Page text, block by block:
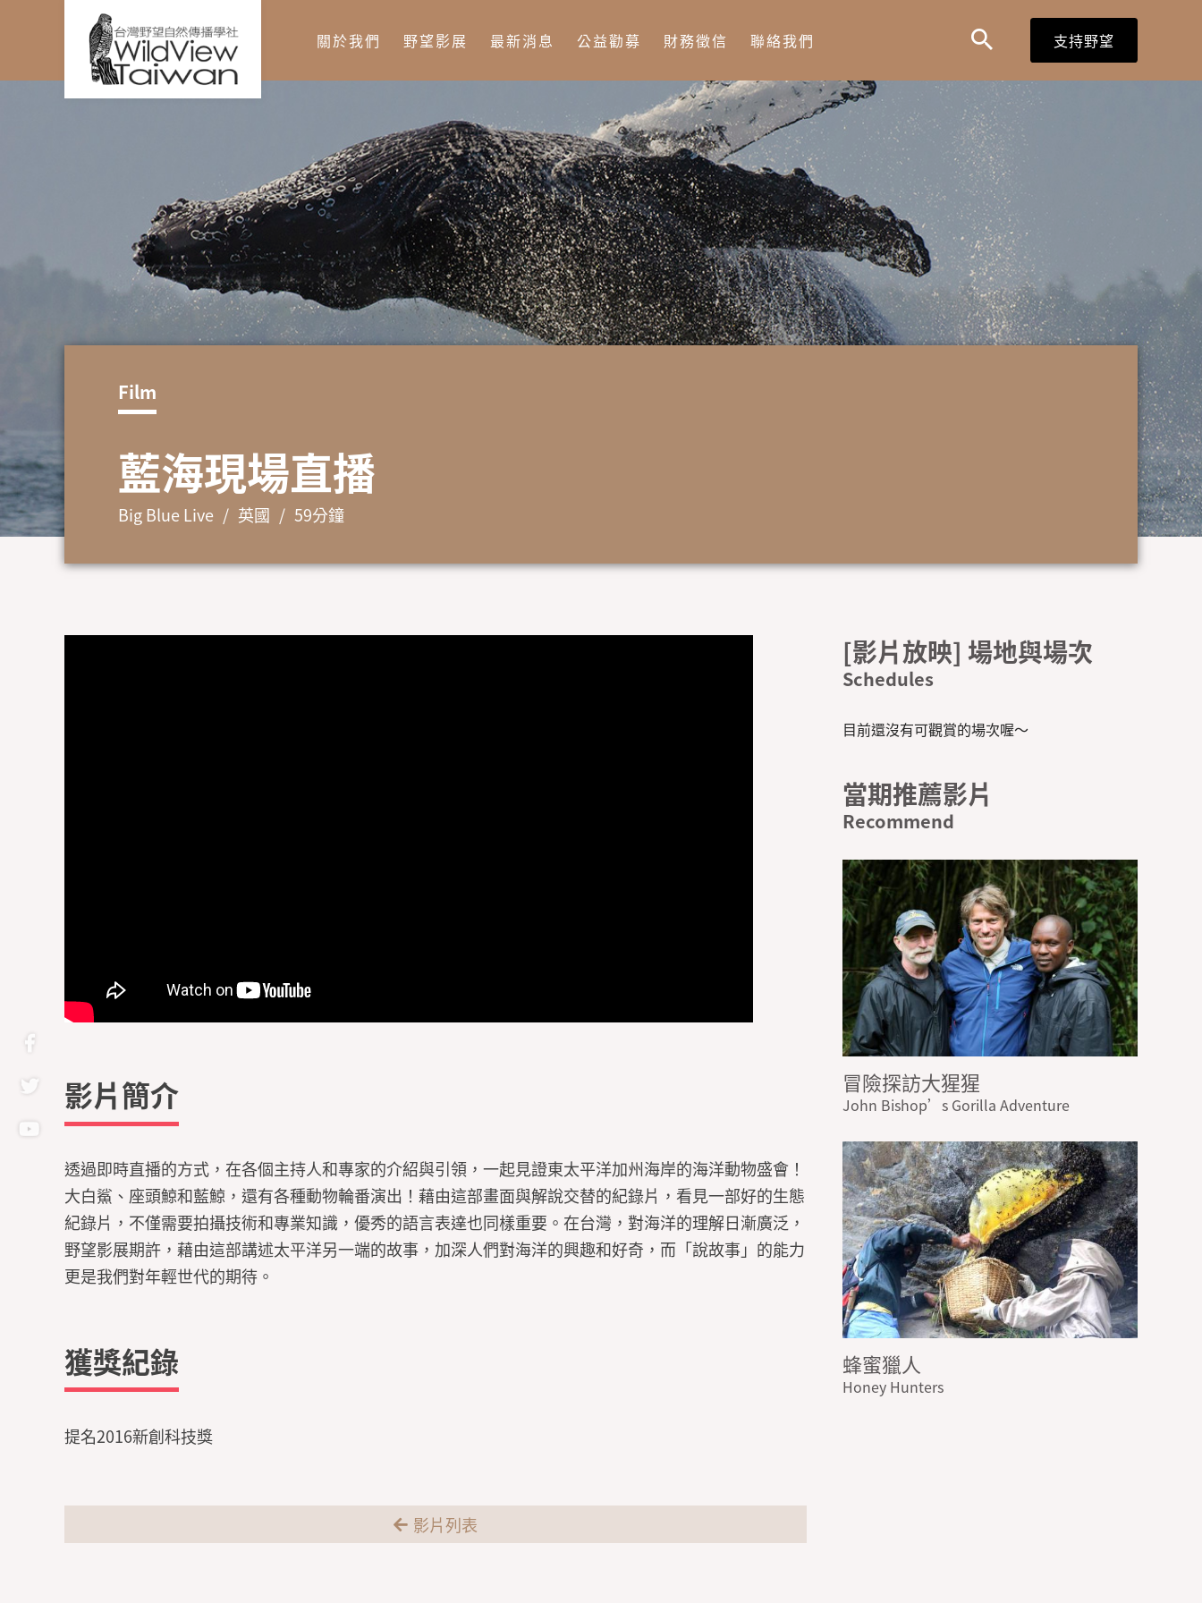
關於我們
野望影展 最新消息 公益勸募 財務徵信 聯絡我們
搜
尋
表
單
支持野望
您在這裡
Film
藍海現場直播
Big Blue Live 英國 59分鐘
影片簡介
透過即時直播的方式，在各個主持人和專家的介紹與引領，一起見證東太平洋加州海岸的海洋動物盛會！
大白鯊、座頭鯨和藍鯨，還有各種動物輪番演出！藉由這部畫面與解說交替的紀錄片，看見一部好的生態
紀錄片，不僅需要拍攝技術和專業知識，優秀的語言表達也同樣重要。在台灣，對海洋的理解日漸廣泛，
野望影展期許，藉由這部講述太平洋另一端的故事，加深人們對海洋的興趣和好奇，而「說故事」的能力
更是我們對年輕世代的期待。
獲獎紀錄
提名2016新創科技獎
影片列表
[影片放映] 場地與場次
目前還沒有可觀賞的場次喔～
當期推薦影片
冒險探訪大猩猩
John Bishop’s Gorilla Adventure
蜂蜜獵人
Honey Hunters